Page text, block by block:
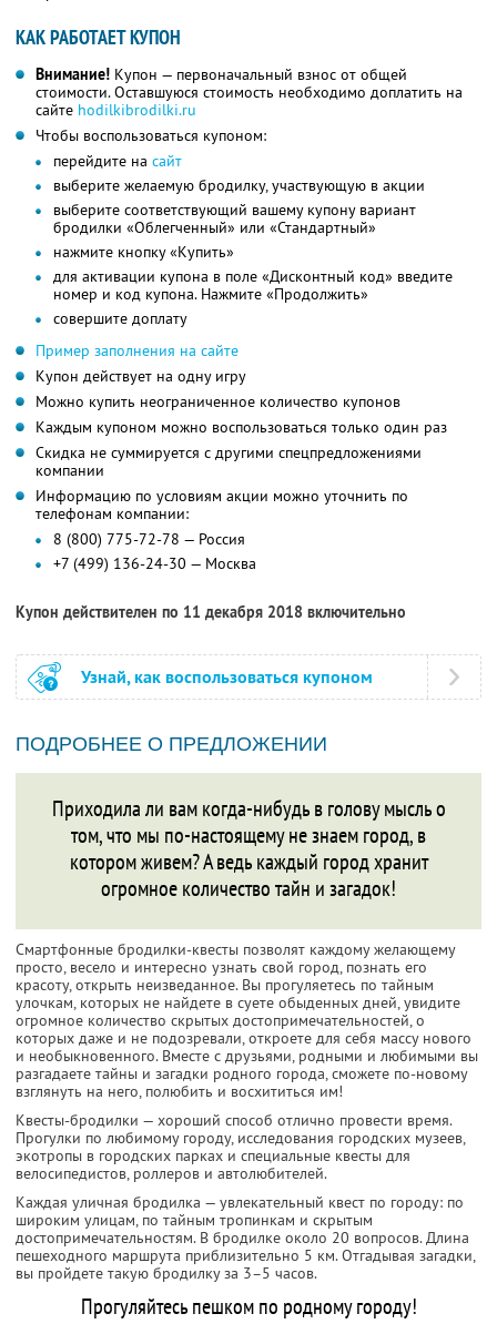
КАК РАБОТАЕТ КУПОН
Внимание! Купон — первоначальный взнос от общей
стоимости. Оставшуюся стоимость необходимо доплатить на
сайте hodilkibrodilki.ru
Чтобы воспользоваться купоном:
перейдите на сайт
выберите желаемую бродилку, участвующую в акции
выберите соответствующий вашему купону вариант
бродилки «Облегченный» или «Стандартный»
нажмите кнопку «Купить»
для активации купона в поле «Дисконтный код» введите
номер и код купона. Нажмите «Продолжить»
совершите доплату
Пример заполнения на сайте
Купон действует на одну игру
Можно купить неограниченное количество купонов
Каждым купоном можно воспользоваться только один раз
Скидка не суммируется с другими спецпредложениями
компании
Информацию по условиям акции можно уточнить по
телефонам компании:
8 (800) 775-72-78 — Россия
+7 (499) 136-24-30 — Москва
Купон действителен по 11 декабря 2018 включительно
Узнай, как воспользоваться купоном
ПОДРОБНЕЕ О ПРЕДЛОЖЕНИИ
Приходила ли вам когда-нибудь в голову мысль о
том, что мы по-настоящему не знаем город, в
котором живем? А ведь каждый город хранит
огромное количество тайн и загадок!
Смартфонные бродилки-квесты позволят каждому желающему
просто, весело и интересно узнать свой город, познать его
красоту, открыть неизведанное. Вы прогуляетесь по тайным
улочкам, которых не найдете в суете обыденных дней, увидите
огромное количество скрытых достопримечательностей, о
которых даже и не подозревали, откроете для себя массу нового
и необыкновенного. Вместе с друзьями, родными и любимыми вы
разгадаете тайны и загадки родного города, сможете по-новому
взглянуть на него, полюбить и восхититься им!
Квесты-бродилки — хороший способ отлично провести время.
Прогулки по любимому городу, исследования городских музеев,
экотропы в городских парках и специальные квесты для
велосипедистов, роллеров и автолюбителей.
Каждая уличная бродилка — увлекательный квест по городу: по
широким улицам, по тайным тропинкам и скрытым
достопримечательностям. В бродилке около 20 вопросов. Длина
пешеходного маршрута приблизительно 5 км. Отгадывая загадки,
вы пройдете такую бродилку за 3–5 часов.
Прогуляйтесь пешком по родному городу!